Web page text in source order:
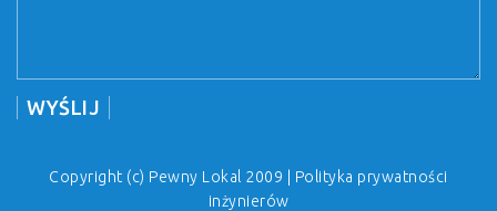
Copyright (c) Pewny Lokal 2009 | Polityka prywatności
inżynierów